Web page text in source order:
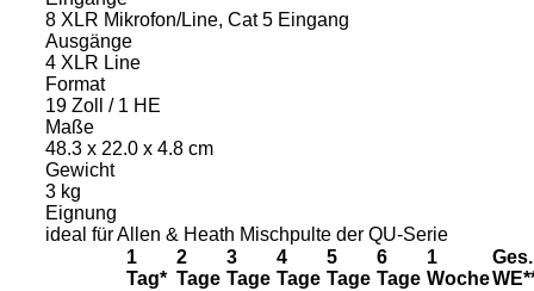
8 XLR Mikrofon/Line, Cat 5 Eingang
Ausgänge
4 XLR Line
Format
19 Zoll / 1 HE
Maße
48.3 x 22.0 x 4.8 cm
Gewicht
3 kg
Eignung
ideal für Allen & Heath Mischpulte der QU-Serie
1
Tag*
2
Tage
3
Tage
4
Tage
5
Tage
6
Tage
1
Woche
Ges.